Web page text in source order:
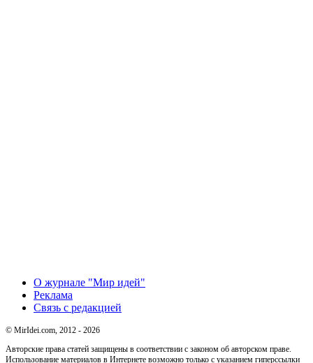
О журнале "Мир идей"
Реклама
Связь с редакцией
© MirIdei.com, 2012 - 2026
Авторские права статей защищены в соответствии с законом об авторском праве.
Использование материалов в Интернете возможно только с указанием гиперссылки